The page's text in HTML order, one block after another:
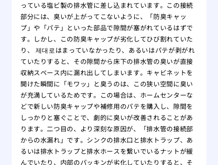
っている塩ビ製の排水管に差し込まれています。この接続
部分には、臭いが上がってこないように、「防臭キャッ
プ」や「パテ」といった部品で隙間が塞がれているはずで
す。しかし、この防臭キャップが劣化してひび割れていた
り、 제대로はまっていなかったり、あるいはパテが剥がれ
ていたりすると、その隙間から床下の排水管の臭いが直接
収納スペース内に漏れ出してしまいます。キャビネットを
開けた瞬間に「モワッ」と臭うのは、この狭い空間に臭い
が充満しているためです。この場合は、ホームセンターな
どで新しい防臭キャップや補修用のパテを購入し、隙間を
しっかりと塞ぐことで、劇的に臭いが改善されることがあ
ります。二つ目の、より深刻な原因が、「排水管の接続部
からの水漏れ」です。シンクの排水口と排水トラップ、あ
るいは排水トラップと排水ホースを繋いでいるナットが緩
んでいたり、内部のパッキンが劣化していたりすると、そ